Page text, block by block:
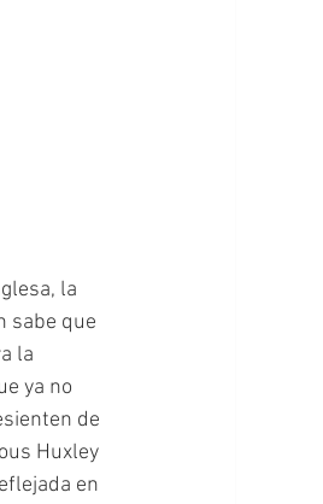
sabe que
la
ya no
de
Huxley
en